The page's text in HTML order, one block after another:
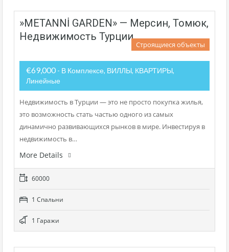
»METANNİ GARDEN» — Мерсин, Томюк,
Недвижимость Турции
Строящиеся объекты
€69,000 - В Комплексе, ВИЛЛЫ, КВАРТИРЫ,
Линейные
Недвижимость в Турции — это не просто покупка жилья,
это возможность стать частью одного из самых
динамично развивающихся рынков в мире. Инвестируя в
недвижимость в…
More Details
60000
1 Cпальни
1 Гаражи